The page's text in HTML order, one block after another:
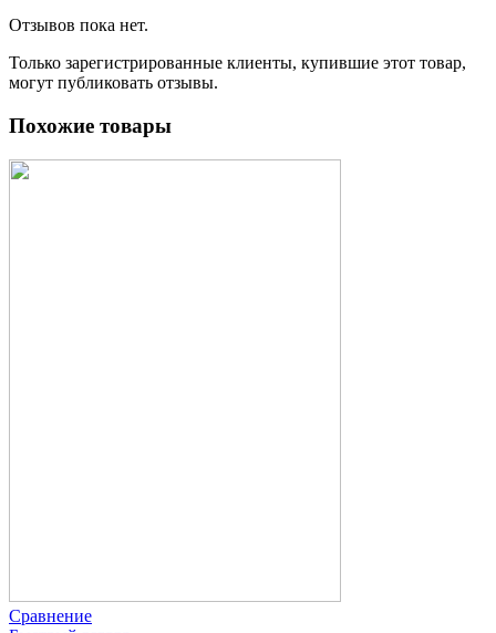
Отзывов пока нет.
Только зарегистрированные клиенты, купившие этот товар,
могут публиковать отзывы.
Похожие товары
Сравнение